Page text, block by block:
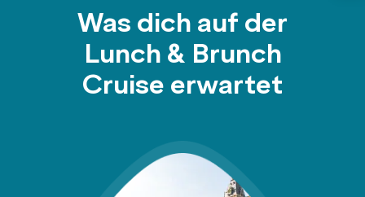
Was dich auf der
Lunch & Brunch
Cruise erwartet